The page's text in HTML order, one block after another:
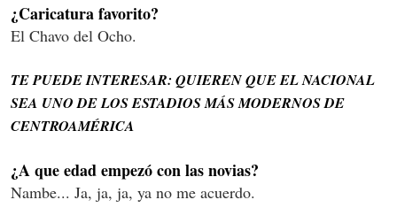
¿Caricatura favorito?
El Chavo del Ocho.
TE PUEDE INTERESAR: QUIEREN QUE EL NACIONAL
SEA UNO DE LOS ESTADIOS MÁS MODERNOS DE
CENTROAMÉRICA
¿A que edad empezó con las novias?
Nambe... Ja, ja, ja, ya no me acuerdo.